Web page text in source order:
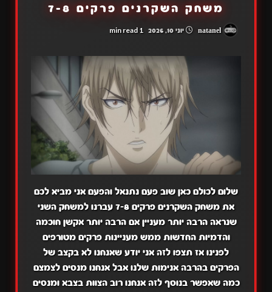
משחק השקרנים פרקים 7-8
יוני 10, 2026 1 min read
שלום לכולם כאן שוב פעם נתנאל והפעם אני מביא לכם
את משחק השקרנים פרקים 7-8 עברנו למשחק השני
שנראה הרבה יותר מעניין אם הרבה יותר אקשן חוכמה
והדמיות החדשות ממש מעניינות פרקים מטורפים
לפנינו אז תצפו לזה אני יודע שאנחנו לא בקצב של
הפרקים בהרבה אנימות שלנו אבל אנחנו מנסים לצמצם
כמה שאפשר בנוסף לזה אנחנו רוב הצוות בצבא ומנסים